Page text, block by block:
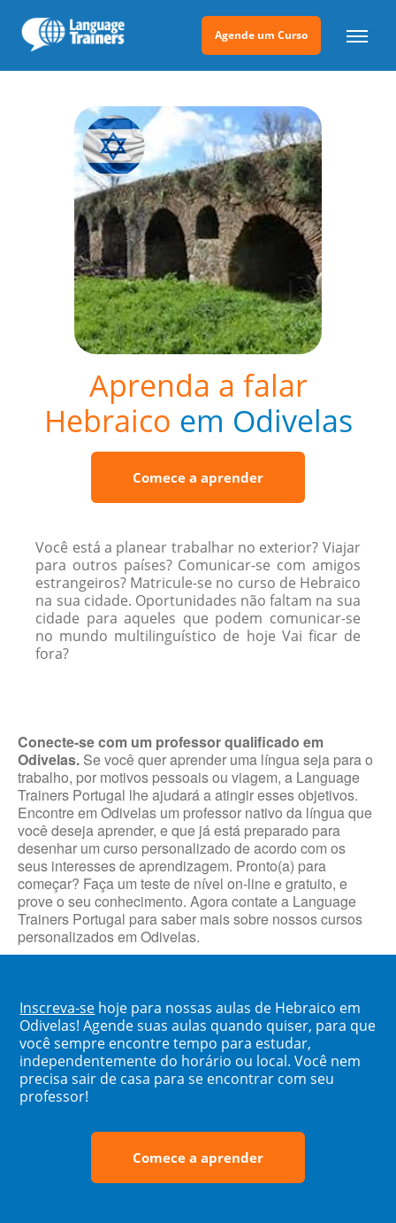
Agende um Curso
Aprenda a falar
Hebraico em Odivelas
Comece a aprender
Você está a planear trabalhar no exterior? Viajar
para outros países? Comunicar-se com amigos
estrangeiros? Matricule-se no curso de Hebraico
na sua cidade. Oportunidades não faltam na sua
cidade para aqueles que podem comunicar-se
no mundo multilinguístico de hoje Vai ficar de
fora?
Conecte-se com um professor qualificado em
Odivelas. Se você quer aprender uma língua seja para o
trabalho, por motivos pessoais ou viagem, a Language
Trainers Portugal lhe ajudará a atingir esses objetivos.
Encontre em Odivelas um professor nativo da língua que
você deseja aprender, e que já está preparado para
desenhar um curso personalizado de acordo com os
seus interesses de aprendizagem. Pronto(a) para
começar? Faça um teste de nível on-line e gratuito, e
prove o seu conhecimento. Agora contate a Language
Trainers Portugal para saber mais sobre nossos cursos
personalizados em Odivelas.
Inscreva-se hoje para nossas aulas de Hebraico em
Odivelas! Agende suas aulas quando quiser, para que
você sempre encontre tempo para estudar,
independentemente do horário ou local. Você nem
precisa sair de casa para se encontrar com seu
professor!
Comece a aprender